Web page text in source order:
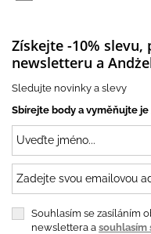
Získejte -10%
newsletteru a
Sledujte novinky a slevy
Sbírejte body a vyměňujte je
Souhlasím se zasíláním
newslettera a souhlasím